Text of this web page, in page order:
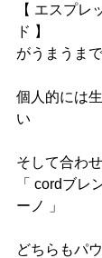
【 エスプレ
ド 】
がうまうま
個人的には
い
そして合わ
「 cordブレ
ーノ 」
どちらもパ